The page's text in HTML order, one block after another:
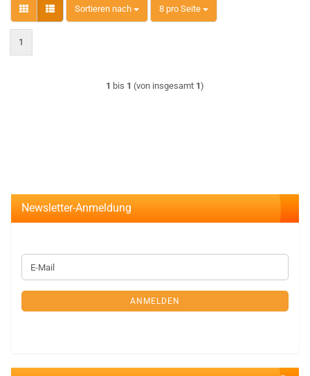
Sortieren nach
Sortieren nach 8 pro Seite
pro Seite
1
1 bis 1 (von insgesamt 1)
Newsletter-Anmeldung
WEITER
ZUR
ANMELDUNG
E-
Mail
ANMELDEN